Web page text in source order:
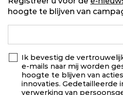
hoogte te blijven van
Ik bevestig de
e-mails naar mij worden
hoogte te blijven van
innovaties. Gedetailleerde
verwerking van